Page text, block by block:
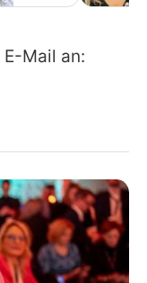
Mail an: